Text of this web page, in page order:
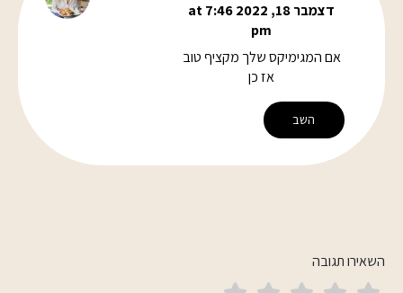
דצמבר 18, 2022 at 7:46
pm
אם המגימיקס שלך מקציף טוב
אז כן
השב
השאירו תגובה